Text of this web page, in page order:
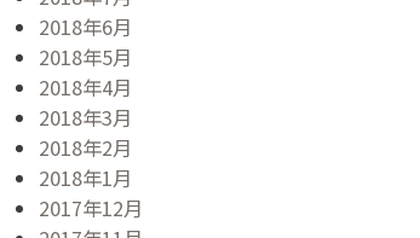
2018年6月
2018年5月
2018年4月
2018年3月
2018年2月
2018年1月
2017年12月